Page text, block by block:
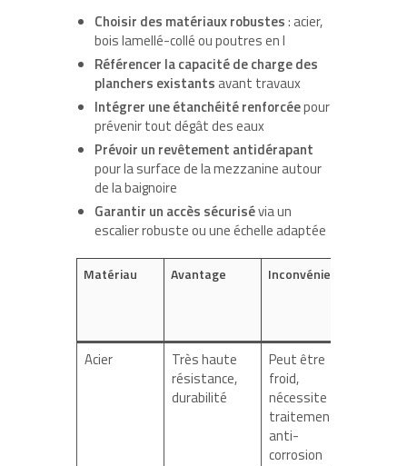
Choisir des matériaux robustes: acier,
bois lamellé-collé ou poutres en I
Référencer la capacité de charge des
planchers existants avant travaux
Intégrer une étanchéité renforcéepour
prévenir tout dégât des eaux
Prévoir un revêtement antidérapant
pour la surface de la mezzanine autour
de la baignoire
Garantir un accès sécurisévia un
escalier robuste ou une échelle adaptée
Matériau Avantage Inconvénient
Acier
Très haute
résistance,
durabilité
Peut être
froid,
nécessite
traitement
anti-
corrosion